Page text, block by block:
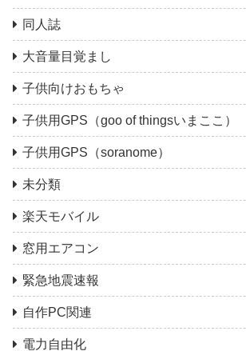
同人誌
大音量目覚まし
子供向けおもちゃ
子供用GPS（goo of thingsいまここ）
子供用GPS（soranome）
未分類
楽天モバイル
窓用エアコン
緊急地震速報
自作PC関連
電力自由化